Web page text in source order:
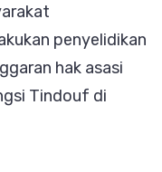
Tindouf
penyelidikan
hak asasi
Tindouf di